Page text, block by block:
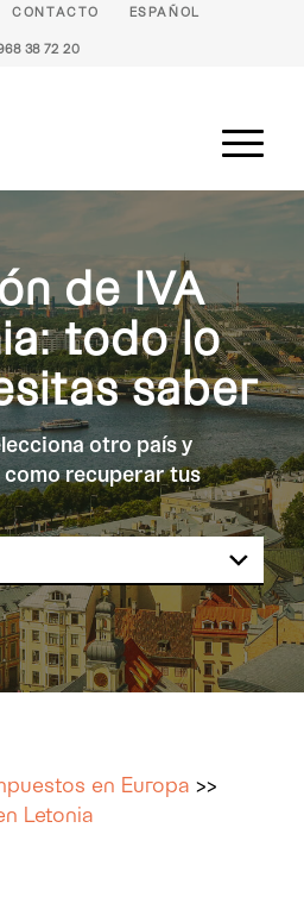
CONTACTO ESPAÑOL
38 72 20
de IVA
todo lo
saber
otro país y
recuperar tus
en Europa >>
Letonia